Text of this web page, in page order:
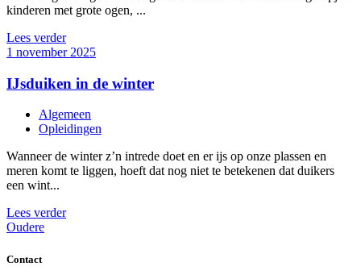
kinderen met grote ogen, ...
Lees verder
1 november 2025
IJsduiken in de winter
Algemeen
Opleidingen
Wanneer de winter z’n intrede doet en er ijs op onze plassen en
meren komt te liggen, hoeft dat nog niet te betekenen dat duikers
een wint...
Lees verder
Oudere
Contact